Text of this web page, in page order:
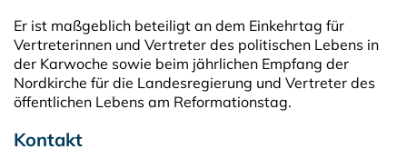
Er ist maßgeblich beteiligt an dem Einkehrtag für
Vertreterinnen und Vertreter des politischen Lebens in
der Karwoche sowie beim jährlichen Empfang der
Nordkirche für die Landesregierung und Vertreter des
öffentlichen Lebens am Reformationstag.
Kontakt